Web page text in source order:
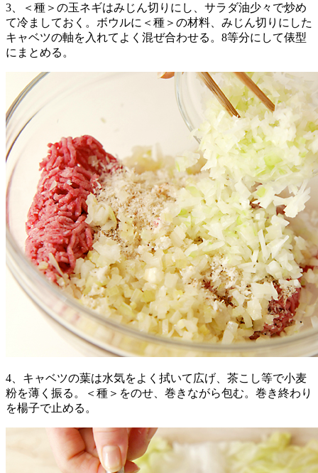
3、＜種＞の玉ネギはみじん切りにし、サラダ油少々で炒め
て冷ましておく。ボウルに＜種＞の材料、みじん切りにした
キャベツの軸を入れてよく混ぜ合わせる。8等分にして俵型
にまとめる。
4、キャベツの葉は水気をよく拭いて広げ、茶こし等で小麦
粉を薄く振る。＜種＞をのせ、巻きながら包む。巻き終わり
を楊子で止める。